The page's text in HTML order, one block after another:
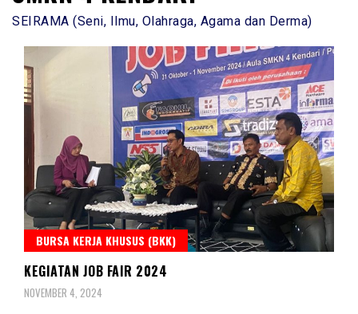
SEIRAMA (Seni, Ilmu, Olahraga, Agama dan Derma)
BURSA KERJA KHUSUS (BKK)
KEGIATAN JOB FAIR 2024
NOVEMBER 4, 2024